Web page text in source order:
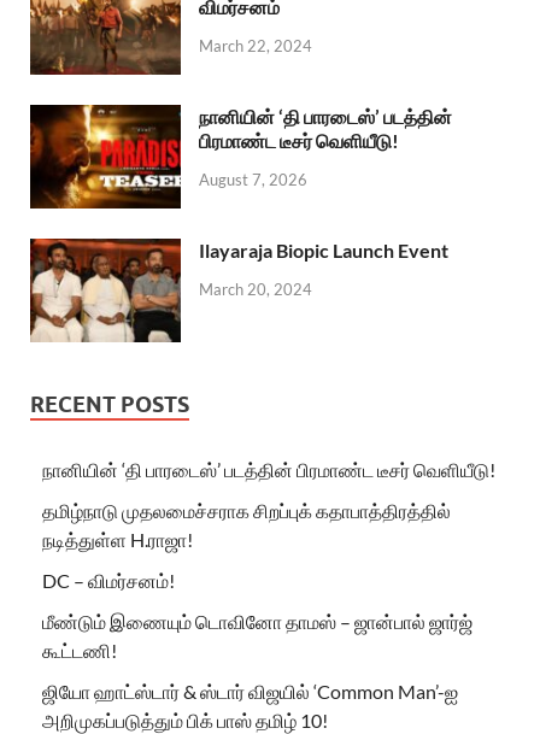
விமர்சனம்
March 22, 2024
நானியின் ‘தி பாரடைஸ்’ படத்தின்
பிரமாண்ட டீசர் வெளியீடு!
August 7, 2026
Ilayaraja Biopic Launch Event
March 20, 2024
RECENT POSTS
நானியின் ‘தி பாரடைஸ்’ படத்தின் பிரமாண்ட டீசர் வெளியீடு!
தமிழ்நாடு முதலமைச்சராக சிறப்புக் கதாபாத்திரத்தில்
நடித்துள்ள H.ராஜா!
DC – விமர்சனம்!
மீண்டும் இணையும் டொவினோ தாமஸ் – ஜான்பால் ஜார்ஜ்
கூட்டணி!
ஜியோ ஹாட்ஸ்டார் & ஸ்டார் விஜயில் ‘Common Man’-ஐ
அறிமுகப்படுத்தும் பிக் பாஸ் தமிழ் 10!